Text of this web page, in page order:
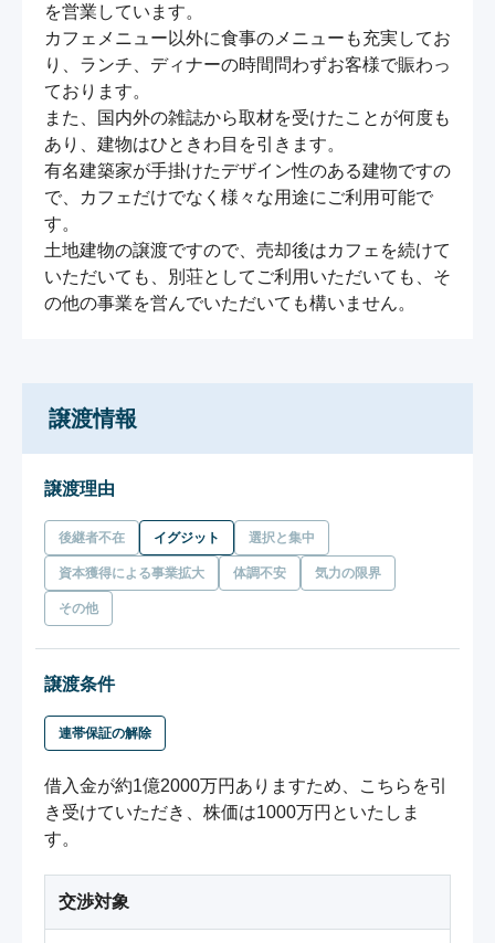
を営業しています。
カフェメニュー以外に食事のメニューも充実してお
り、ランチ、ディナーの時間問わずお客様で賑わっ
ております。
また、国内外の雑誌から取材を受けたことが何度も
あり、建物はひときわ目を引きます。
有名建築家が手掛けたデザイン性のある建物ですの
で、カフェだけでなく様々な用途にご利用可能で
す。
土地建物の譲渡ですので、売却後はカフェを続けて
いただいても、別荘としてご利用いただいても、そ
譲渡情報
譲渡理由
後継者不在 イグジット 選択と集中
資本獲得による事業拡大 体調不安 気力の限界
その他
譲渡条件
連帯保証の解除
借入金が約1億2000万円ありますため、こちらを引
き受けていただき、株価は1000万円といたしま
す。
交渉対象